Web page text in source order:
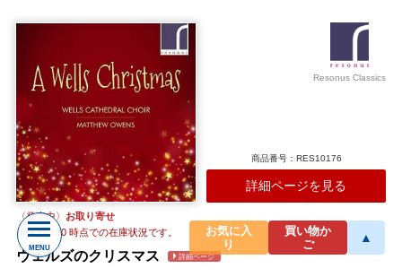
マクドウォール スパイサー
ハウエルズ
ロー ビーミッシュ ラター トッド
Resonus Classics
商品番号：RES10176
詳細ページを見る
〈発売中〉 お取り寄せ
※
0/00 0:00時点での在庫状況です。
ウェルズのクリスマス 詳細ページ
MENU
お気に入
り
買い物か
ご
▲